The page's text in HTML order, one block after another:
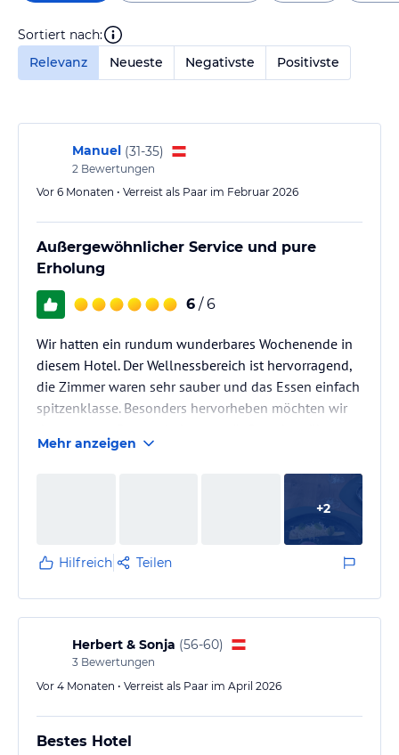
Sortiert nach:
Relevanz
Neueste Negativste Positivste
Manuel (31-35)
2 Bewertungen
Vor 6 Monaten • Verreist als Paar im Februar 2026
Außergewöhnlicher Service und pure
Erholung
6 / 6
Wir hatten ein rundum wunderbares Wochenende in
diesem Hotel. Der Wellnessbereich ist hervorragend,
die Zimmer waren sehr sauber und das Essen einfach
spitzenklasse. Besonders hervorheben möchten wir
freundlich und aufmerksam war.
Restaurantleiter Kilian. Beide haben unseren
Aufenthalt zusätzlich versüßt und uns jeden Wunsch
Vortag nicht…
Mehr anzeigen
+2
Hilfreich Teilen
Herbert & Sonja (56-60)
3 Bewertungen
Vor 4 Monaten • Verreist als Paar im April 2026
Bestes Hotel